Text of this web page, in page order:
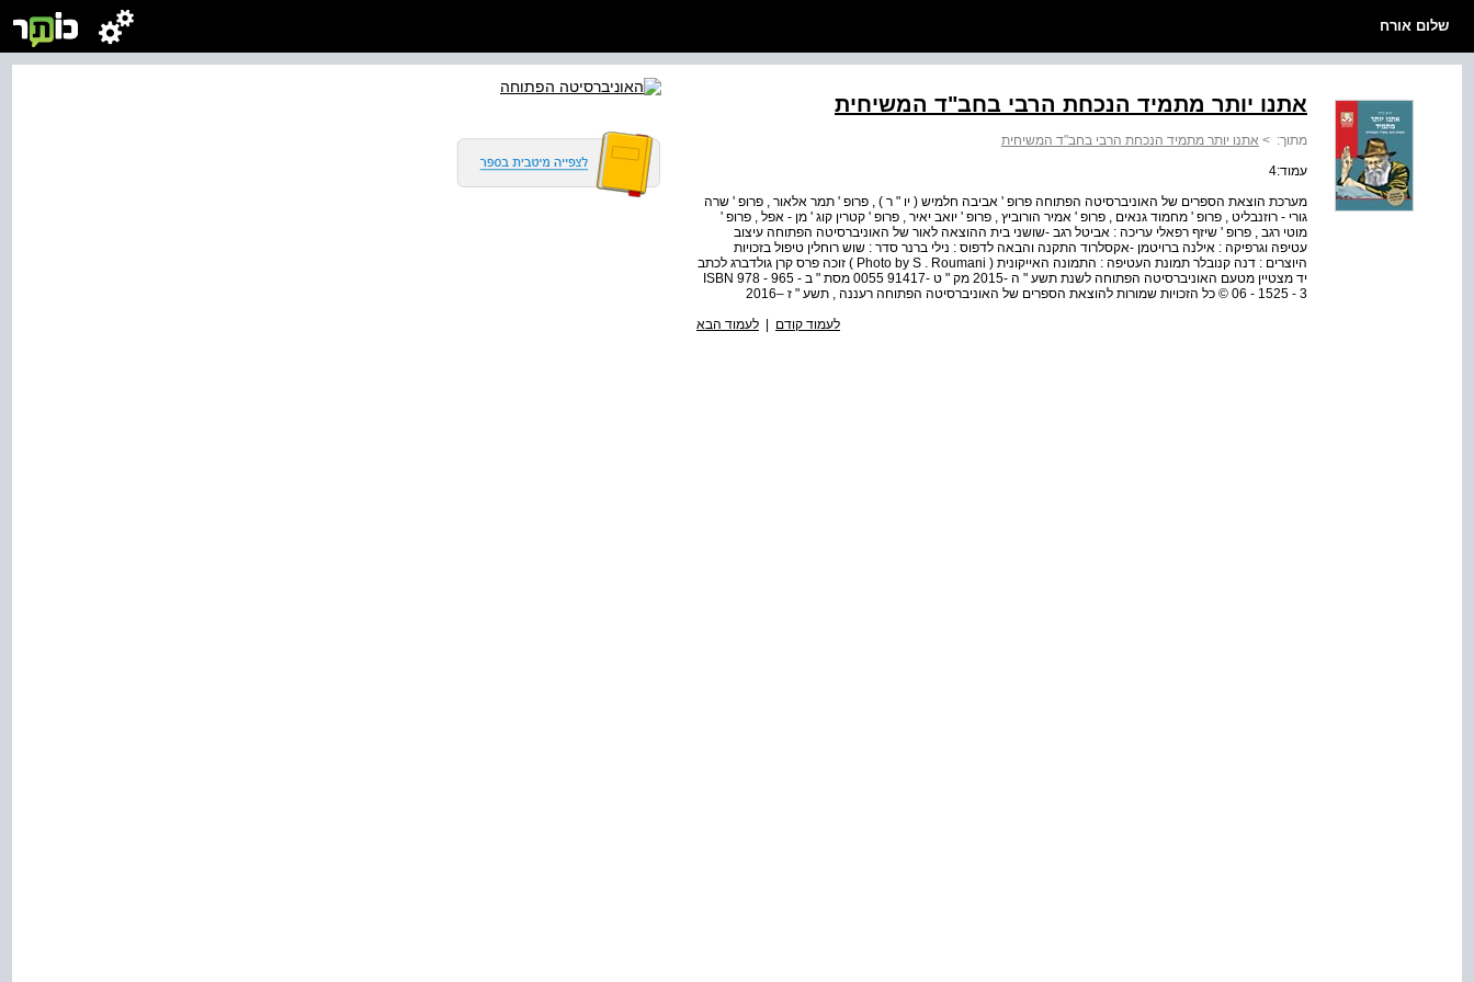
שלום אורח
אתנו יותר מתמיד הנכחת הרבי בחב"ד המשיחית
מתוך: > אתנו יותר מתמיד הנכחת הרבי בחב"ד המשיחית
עמוד:4
מערכת הוצאת הספרים של האוניברסיטה הפתוחה פרופ ' אביבה חלמיש ( יו " ר ) , פרופ ' תמר אלאור , פרופ ' שרה
גורי - רוזנבליט , פרופ ' מחמוד גנאים , פרופ ' אמיר הורוביץ , פרופ ' יואב יאיר , פרופ ' קטרין קוג ' מן - אפל , פרופ '
מוטי רגב , פרופ ' שיזף רפאלי עריכה : אביטל רגב -שושני בית ההוצאה לאור של האוניברסיטה הפתוחה עיצוב
עטיפה וגרפיקה : אילנה ברויטמן -אקסלרוד התקנה והבאה לדפוס : נילי ברנר סדר : שוש רוחלין טיפול בזכויות
היוצרים : דנה קנובלר תמונת העטיפה : התמונה האייקונית ( Photo by S . Roumani ) זוכה פרס קרן גולדברג לכתב
יד מצטיין מטעם האוניברסיטה הפתוחה לשנת תשע " ה -2015 מק " ט -91417 0055 מסת " ב ISBN 978 - 965 -
06 - 1525 - 3 © כל הזכויות שמורות להוצאת הספרים של האוניברסיטה הפתוחה רעננה , תשע " ז –2016
לעמוד קודם | לעמוד הבא